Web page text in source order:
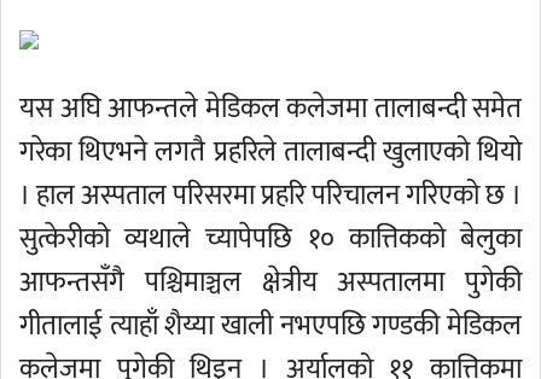
यस अघि आफन्तले मेडिकल कलेजमा तालाबन्दी समेत
गरेका थिएभने लगतै प्रहरिले तालाबन्दी खुलाएको थियो
। हाल अस्पताल परिसरमा प्रहरि परिचालन गरिएको छ ।
सुत्केरीको व्यथाले च्यापेपछि १० कात्तिकको बेलुका
आफन्तसँगै पश्चिमाञ्चल क्षेत्रीय अस्पतालमा पुगेकी
गीतालाई त्याहाँ शैय्या खाली नभएपछि गण्डकी मेडिकल
कलेजमा पुगेकी थिइन । अर्यालको ११ कात्तिकमा